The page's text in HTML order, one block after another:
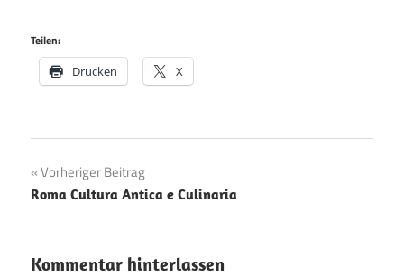
Teilen:
Drucken X
Beitragsnavigation
Vorheriger Beitrag
Roma Cultura Antica e Culinaria
Kommentar hinterlassen